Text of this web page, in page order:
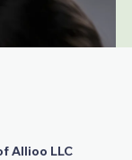
Allioo LLC